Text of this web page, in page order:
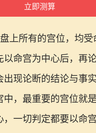
上所有的宫位，均受
以命宫为中心后，再
出现论断的结论与事
中，最重要的宫位就
一切判定都要以命宫